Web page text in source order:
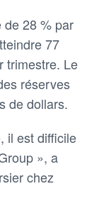
de 28 % par
77
trimestre. Le
réserves
de dollars.
il est difficile
», a
chez